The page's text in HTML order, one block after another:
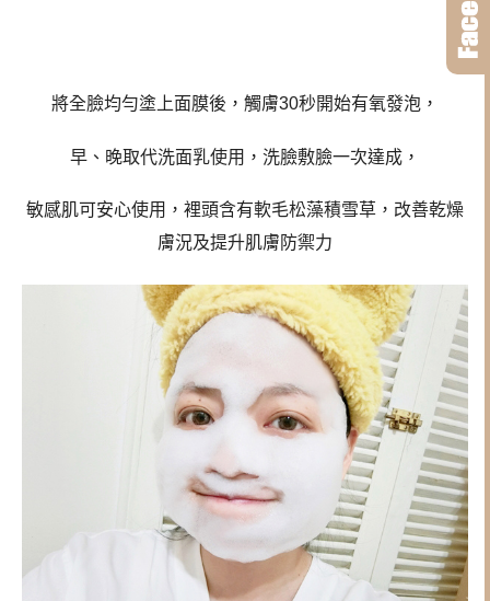
將全臉均勻塗上面膜後，觸膚30秒開始有氧發泡，
早、晚取代洗面乳使用，洗臉敷臉一次達成，
敏感肌可安心使用，裡頭含有軟毛松藻積雪草，改善乾燥
膚況及提升肌膚防禦力